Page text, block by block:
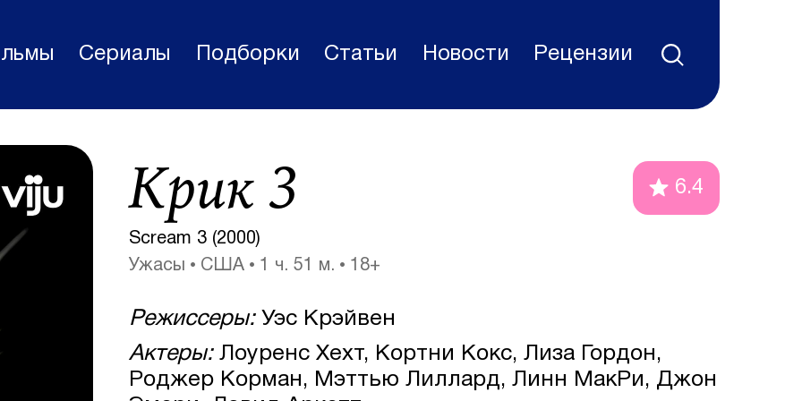
Статьи
Сериалы
Новости
Рецензии
Авторы
Сериалы Подборки Статьи Новости Рецензии
Крик 3 6.4
Scream 3 (2000)
Ужасы
США 1 ч. 51 м. 18+
Режиссеры:Уэс Крэйвен
Актеры:Лоуренс Хехт, Кортни Кокс, Лиза Гордон,
Роджер Корман, Мэттью Лиллард, Линн МакРи, Джон